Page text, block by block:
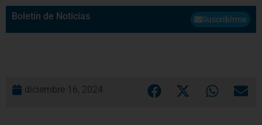
Boletín de Noticias Suscribirme
diciembre 16, 2024